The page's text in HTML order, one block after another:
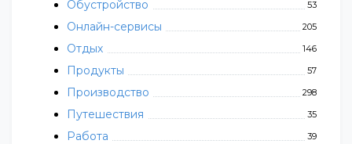
Обустройство 53
Онлайн-сервисы 205
Отдых 146
Продукты 57
Производство 298
Путешествия 35
Работа 39